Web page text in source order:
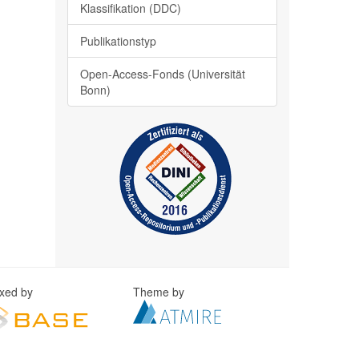
Klassifikation (DDC)
Publikationstyp
Open-Access-Fonds (Universität
Bonn)
by Theme by